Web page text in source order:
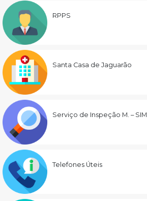
RPPS
Santa Casa de Jaguarão
Serviço de Inspeção M. – SIM
Telefones Úteis